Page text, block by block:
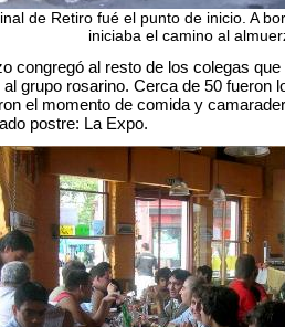
de Retiro fué el punto de inicio. A
iniciaba el camino al
congregó al resto de los colegas
grupo rosarino. Cerca de 50 fueron
el momento de comida y
postre: La Expo.